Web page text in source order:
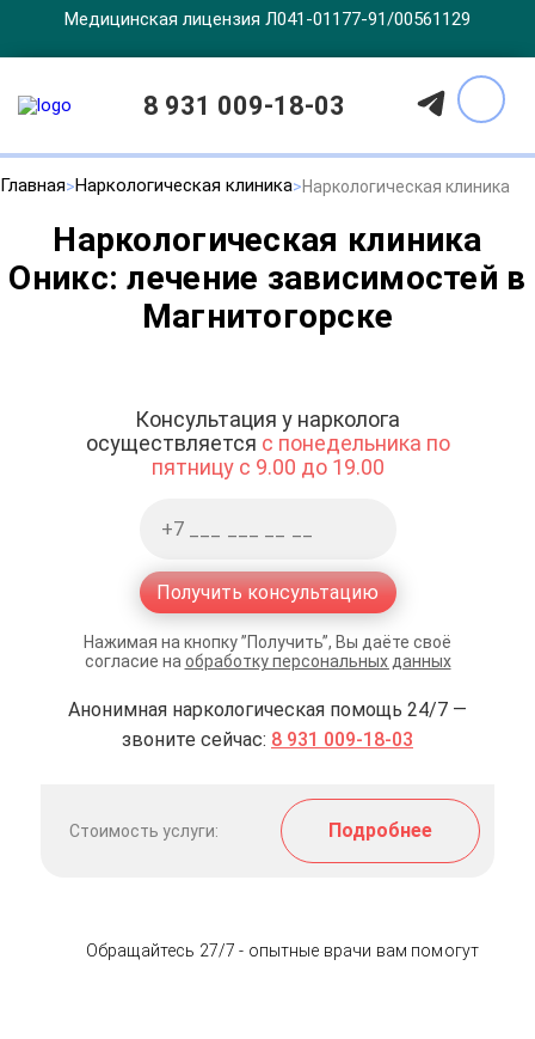
Медицинская лицензия Л041-01177-91/00561129
8 931 009-18-03
Главная Наркологическая клиника Наркологическая клиника
Наркологическая клиника
Оникс: лечение зависимостей в
Магнитогорске
Консультация у нарколога
осуществляется с понедельника по
пятницу с 9.00 до 19.00
Получить консультацию
Нажимая на кнопку ”Получить”, Вы даёте своё
согласие на обработку персональных данных
Анонимная наркологическая помощь 24/7 —
звоните сейчас: 8 931 009-18-03
Стоимость услуги: Подробнее
Обращайтесь 27/7 - опытные врачи вам помогут